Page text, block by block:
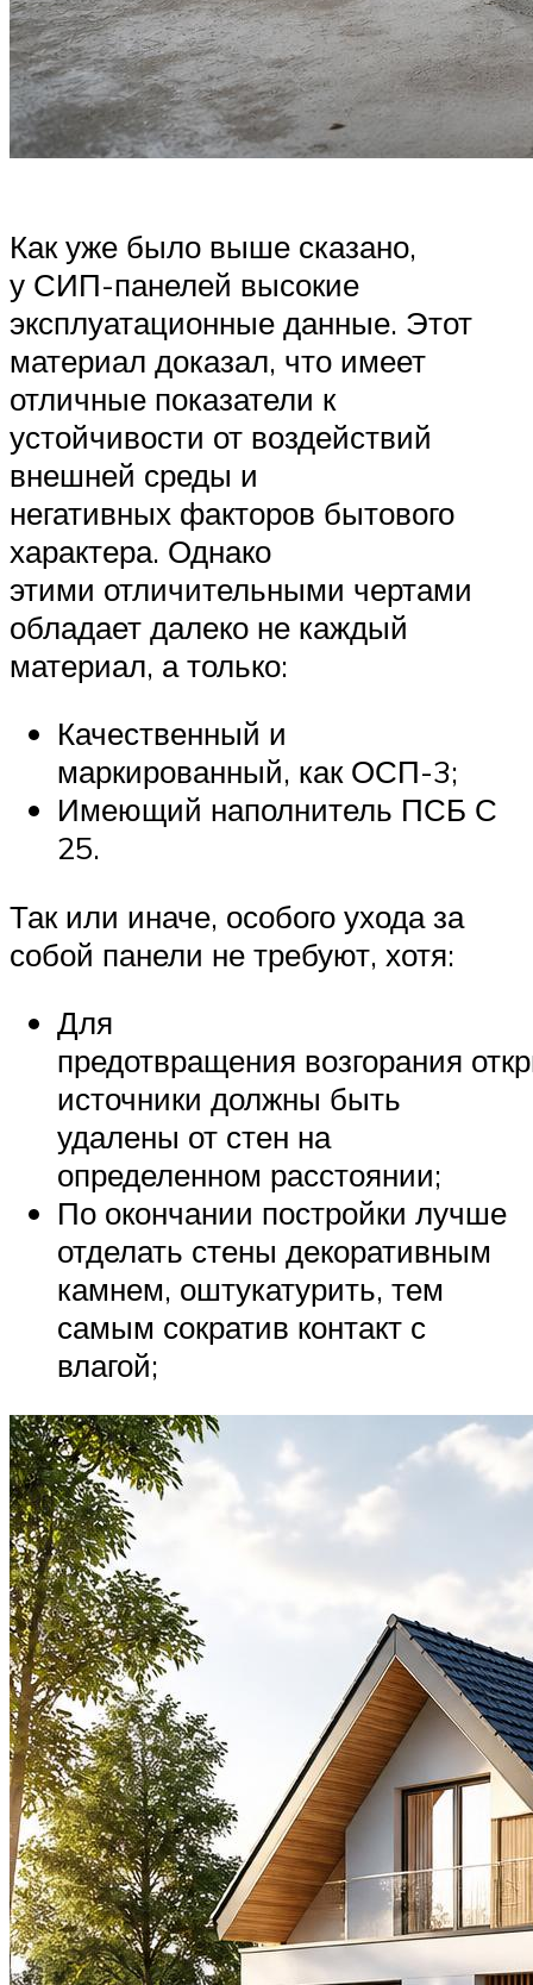
Как уже было выше сказано,
у СИП-панелей высокие
эксплуатационные данные. Этот
материал доказал, что имеет
отличные показатели к
устойчивости от воздействий
внешней среды и
негативных факторов бытового
характера. Однако
этими отличительными чертами
обладает далеко не каждый
материал, а только:
Качественный и
маркированный, как ОСП-3;
Имеющий наполнитель ПСБ С
25.
Так или иначе, особого ухода за
собой панели не требуют, хотя:
Для
предотвращения возгорания
источники должны быть
удалены от стен на
определенном расстоянии;
По окончании постройки лучше
отделать стены декоративным
камнем, оштукатурить, тем
самым сократив контакт с
влагой;